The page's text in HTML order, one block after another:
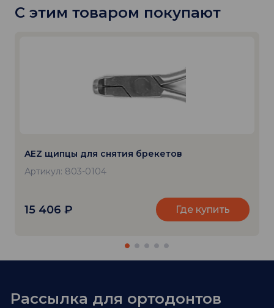
С этим товаром покупают
AEZ щипцы для снятия брекетов
Артикул: 803-0104
15 406 ₽ Где купить
Рассылка для ортодонтов